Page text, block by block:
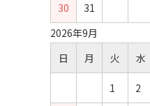
30
31
2026年9月
日
月 火 水
1 2